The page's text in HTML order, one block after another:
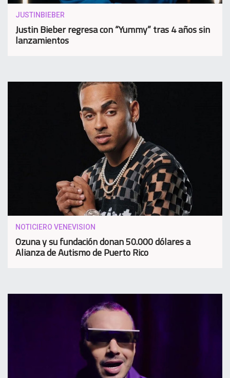
JUSTINBIEBER
Justin Bieber regresa con “Yummy” tras 4 años sin
lanzamientos
NOTICIERO VENEVISION
Ozuna y su fundación donan 50.000 dólares a
Alianza de Autismo de Puerto Rico